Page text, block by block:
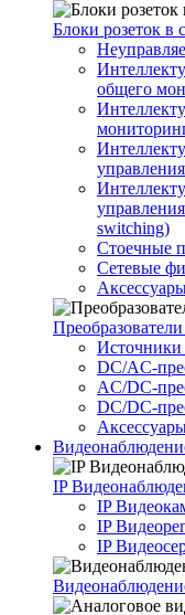
Блоки розеток в
общего
switching)
Стоечные
Сетевые
DC/AC-
AC/DC-
DC/DC-
IP
IP
IP
IP